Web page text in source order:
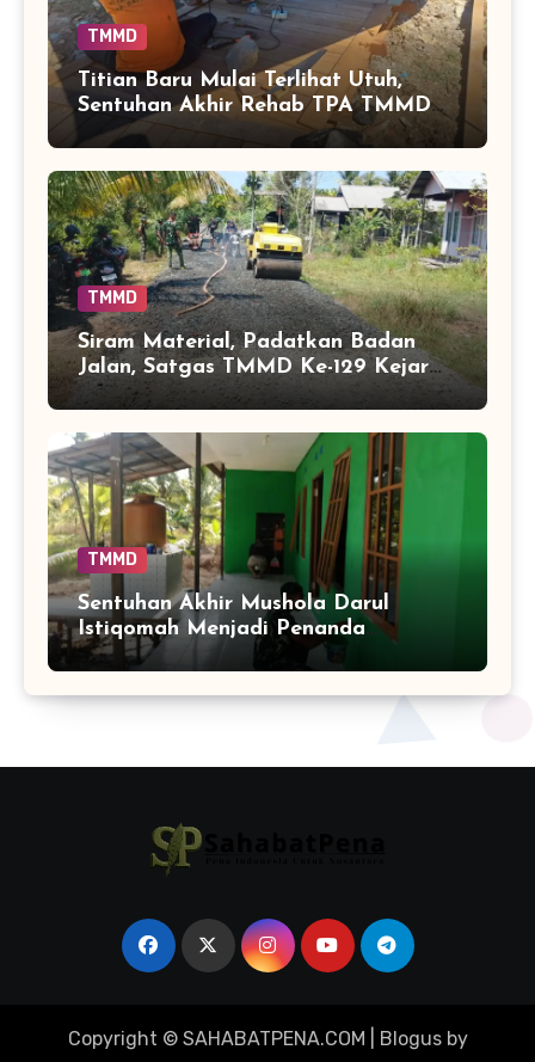
TMMD
Titian Baru Mulai Terlihat Utuh,
Sentuhan Akhir Rehab TPA TMMD
Perkuat Akses Warga di Tamban
Bangun
TMMD
Siram Material, Padatkan Badan
Jalan, Satgas TMMD Ke-129 Kejar
Kualitas Akses Desa Tamban
Bangun
TMMD
Sentuhan Akhir Mushola Darul
Istiqomah Menjadi Penanda
Hadirnya Ruang Ibadah yang Lebih
Copyright © SAHABATPENA.COM Blogusby